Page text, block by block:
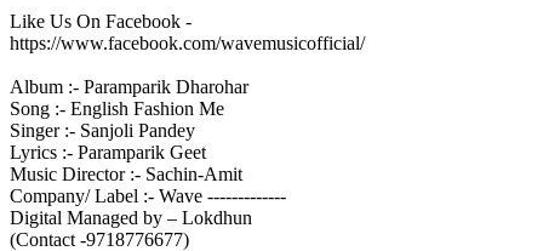
Like Us On Facebook -
https://www.facebook.com/wavemusicofficial/
Album :- Paramparik Dharohar
Song :- English Fashion Me
Singer :- Sanjoli Pandey
Lyrics :- Paramparik Geet
Music Director :- Sachin-Amit
Company/ Label :- Wave -------------
Digital Managed by – Lokdhun
(Contact -9718776677)